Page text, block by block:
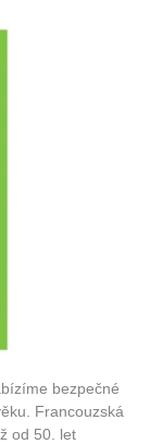
bezpečné
Francouzská
od 50. let